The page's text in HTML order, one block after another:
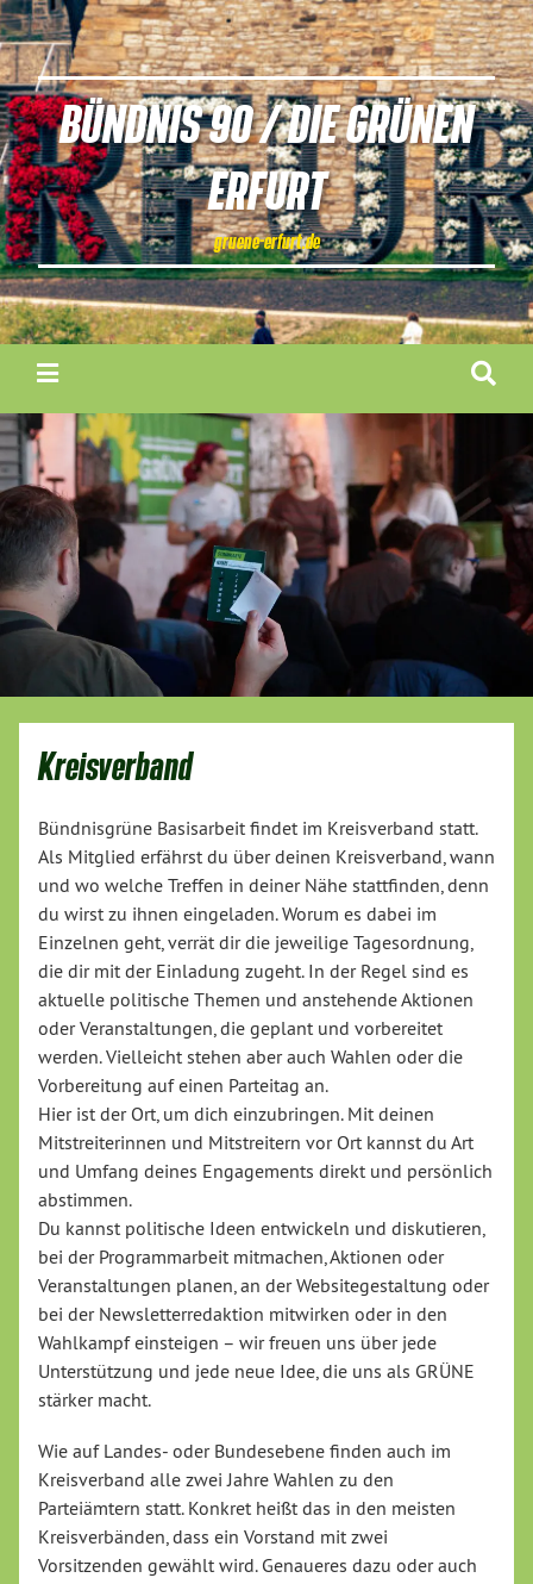
BÜNDNIS 90 / DIE GRÜNEN
ERFURT
gruene-erfurt.de
Kreisverband
Bündnisgrüne Basisarbeit findet im Kreisverband statt.
Als Mitglied erfährst du über deinen Kreisverband, wann
und wo welche Treffen in deiner Nähe stattfinden, denn
du wirst zu ihnen eingeladen. Worum es dabei im
Einzelnen geht, verrät dir die jeweilige Tagesordnung,
die dir mit der Einladung zugeht. In der Regel sind es
aktuelle politische Themen und anstehende Aktionen
oder Veranstaltungen, die geplant und vorbereitet
werden. Vielleicht stehen aber auch Wahlen oder die
Vorbereitung auf einen Parteitag an.
Hier ist der Ort, um dich einzubringen. Mit deinen
Mitstreiterinnen und Mitstreitern vor Ort kannst du Art
und Umfang deines Engagements direkt und persönlich
abstimmen.
Du kannst politische Ideen entwickeln und diskutieren,
bei der Programmarbeit mitmachen, Aktionen oder
Veranstaltungen planen, an der Websitegestaltung oder
bei der Newsletterredaktion mitwirken oder in den
Wahlkampf einsteigen – wir freuen uns über jede
Unterstützung und jede neue Idee, die uns als GRÜNE
stärker macht.
Wie auf Landes- oder Bundesebene finden auch im
Kreisverband alle zwei Jahre Wahlen zu den
Parteiämtern statt. Konkret heißt das in den meisten
Kreisverbänden, dass ein Vorstand mit zwei
Vorsitzenden gewählt wird. Genaueres dazu oder auch